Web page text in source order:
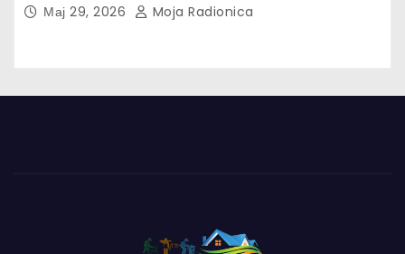
Мај 29, 2026 Moja Radionica